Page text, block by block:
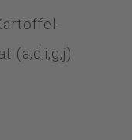
(a,d,i,g,j)